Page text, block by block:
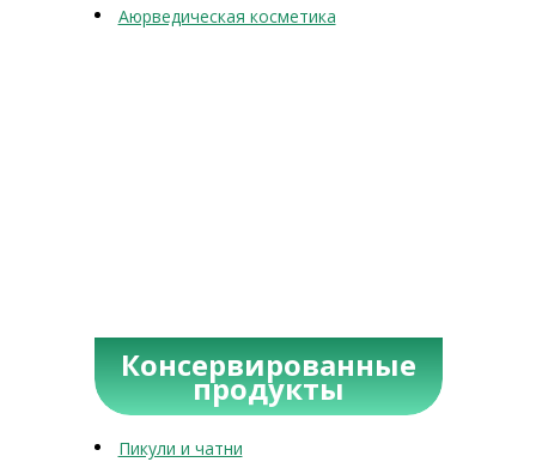
Аюрведическая косметика
Консервированные
продукты
Пикули и чатни